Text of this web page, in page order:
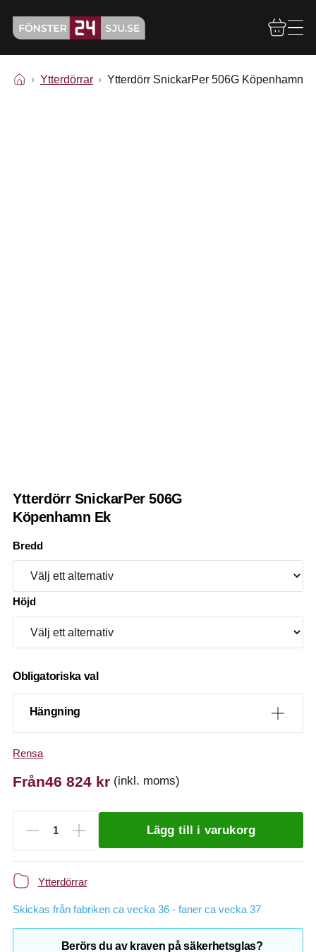
Ytterdörrar Ytterdörr SnickarPer 506G Köpenhamn
Ytterdörr SnickarPer 506G
Köpenhamn Ek
Bredd
Höjd
Obligatoriska val
Hängning
Rensa
Från46 824 kr (inkl. moms)
Lägg till i varukorg
Ytterdörrar
Skickas från fabriken ca vecka 36 - faner ca vecka 37
Berörs du av kraven på säkerhetsglas?